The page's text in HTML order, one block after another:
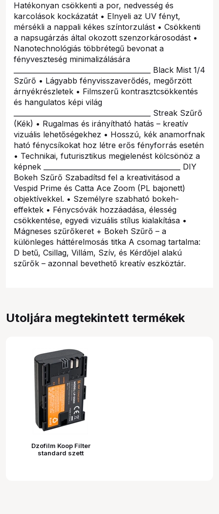
Hatékonyan csökkenti a por, nedvesség és
karcolások kockázatát • Elnyeli az UV fényt,
mérsékli a nappali kékes színtorzulást • Csökkenti
a napsugárzás által okozott szenzorkárosodást •
Nanotechnológiás többrétegű bevonat a
fényveszteség minimalizálására
________________________________________ Black Mist 1/4
Szűrő • Lágyabb fényvisszaverődés, megőrzött
árnyékrészletek • Filmszerű kontrasztcsökkentés
és hangulatos képi világ
________________________________________ Streak Szűrő
(Kék) • Rugalmas és irányítható hatás – kreatív
vizuális lehetőségekhez • Hosszú, kék anamorfnak
ható fénycsíkokat hoz létre erős fényforrás esetén
• Technikai, futurisztikus megjelenést kölcsönöz a
képnek ________________________________________ DIY
Bokeh Szűrő Szabadítsd fel a kreativitásod a
Vespid Prime és Catta Ace Zoom (PL bajonett)
objektívekkel. • Személyre szabható bokeh-
effektek • Fénycsóvák hozzáadása, élesség
csökkentése, egyedi vizuális stílus kialakítása •
Mágneses szűrőkeret + Bokeh Szűrő – a
különleges háttérelmosás titka A csomag tartalma:
D betű, Csillag, Villám, Szív, és Kérdőjel alakú
szűrők – azonnal bevethető kreatív eszköztár.
Utoljára megtekintett termékek
Dzofilm Koop Filter
standard szett